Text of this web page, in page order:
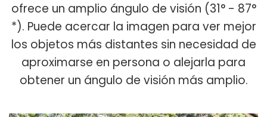
ofrece un amplio ángulo de visión (31° - 87°
*). Puede acercar la imagen para ver mejor
los objetos más distantes sin necesidad de
aproximarse en persona o alejarla para
obtener un ángulo de visión más amplio.